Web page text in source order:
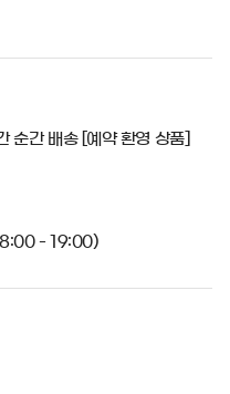
순간 배송 [예약 환영 상품]
- 19:00)